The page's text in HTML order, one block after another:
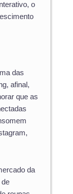
o
das
afinal,
que as
da
de